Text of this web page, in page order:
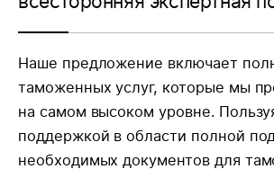
Наше предложение включает
таможенных услуг, которые мы
на самом высоком уровне.
поддержкой в области полной
необходимых документов для